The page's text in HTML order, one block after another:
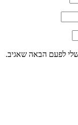
לפעם הבאה שאגיב.